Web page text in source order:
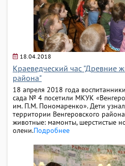
18.04.2018
Краеведческий час "Древние
района"
18 апреля 2018 года
сада № 4 посетили МКУК
им. П.М. Пономаренко». Дети
территории Венгеровского
животные: мамонты, шерстистые
олени.Подробнее